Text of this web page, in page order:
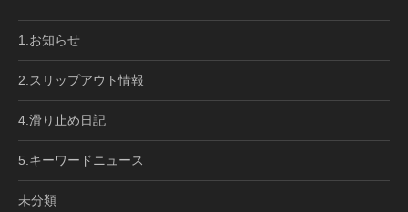
1.お知らせ
2.スリップアウト情報
4.滑り止め日記
5.キーワードニュース
未分類